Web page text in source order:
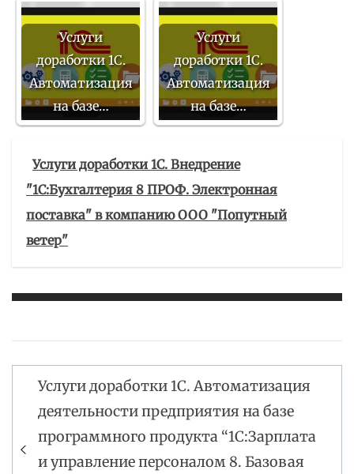
Услуги
доработки 1С.
Автоматизация
на базе…
Услуги
доработки 1С.
Автоматизация
на базе…
Услуги доработки 1С. Внедрение
"1С:Бухгалтерия 8 ПРОФ. Электронная
поставка" в компанию ООО "Попутный
ветер"
Навигация
по
записям
Услуги доработки 1С. Автоматизация
деятельности предприятия на базе
программного продукта “1С:Зарплата
и управление персоналом 8. Базовая